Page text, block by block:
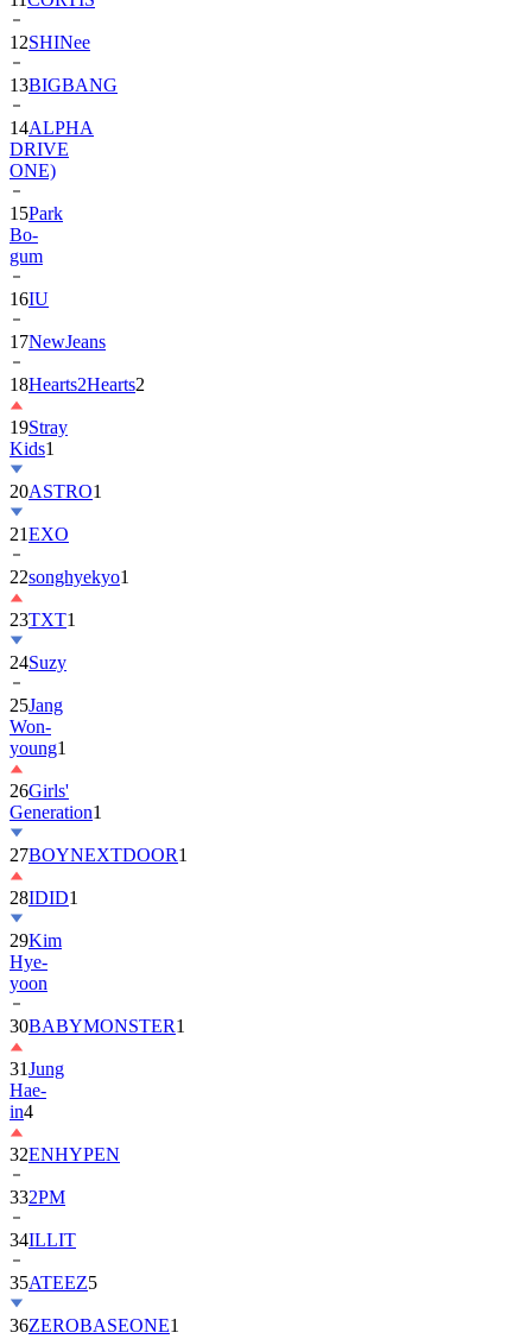
13BIGBANG
14ALPHA
DRIVE
ONE)
15Park
Bo-
gum
16IU
17NewJeans
18Hearts2Hearts
19Stray
Kids
20ASTRO
21EXO
22songhyekyo
23TXT1
24Suzy
25Jang
Won-
young1
26Girls'
Generation
27BOYNEXTDOOR
28IDID1
29Kim
Hye-
yoon
30BABYMONSTER
31Jung
Hae-
in4
32ENHYPEN
332PM
34ILLIT
35ATEEZ
36ZEROBASEONE
37Kim